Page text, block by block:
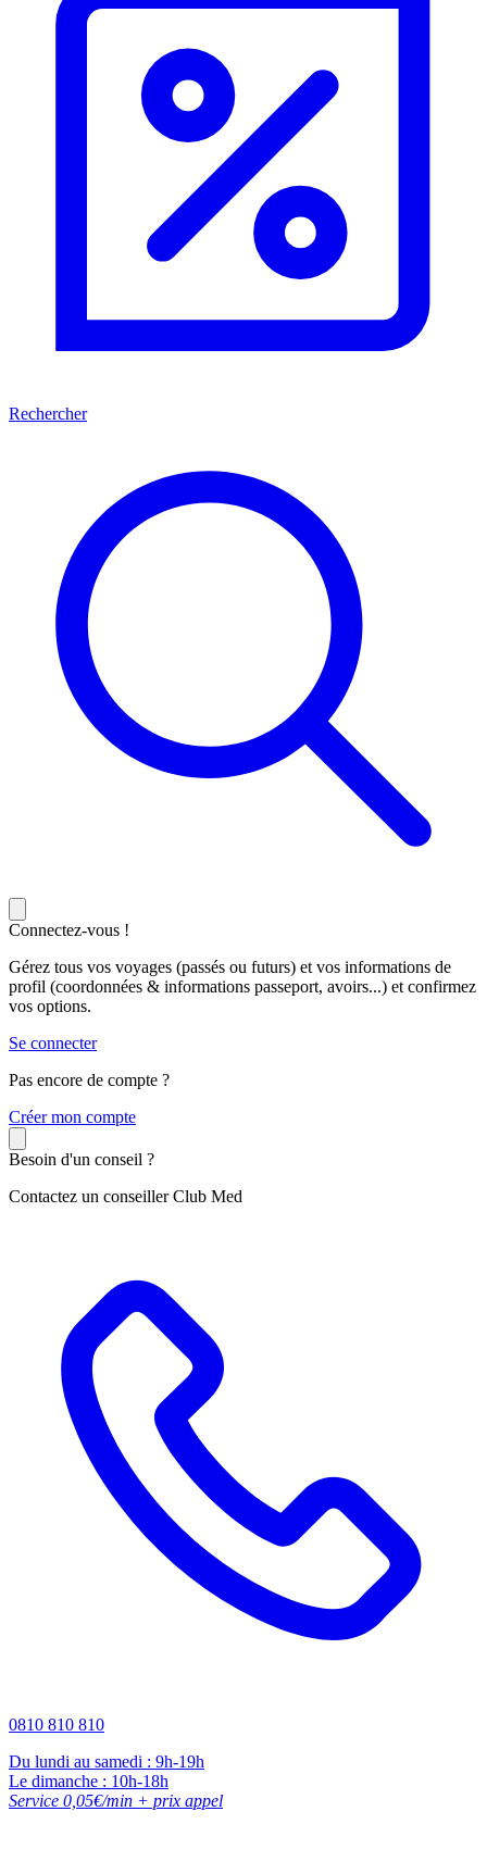
Rechercher
Connectez-vous !
Gérez tous vos voyages (passés ou futurs) et vos informations de
profil (coordonnées & informations passeport, avoirs...) et confirmez
vos options.
Se connecter
Pas encore de compte ?
Créer mon compte
Besoin d'un conseil ?
Contactez un conseiller Club Med
0810 810 810
Du lundi au samedi : 9h-19h
Le dimanche : 10h-18h
Service 0,05€/min + prix appel